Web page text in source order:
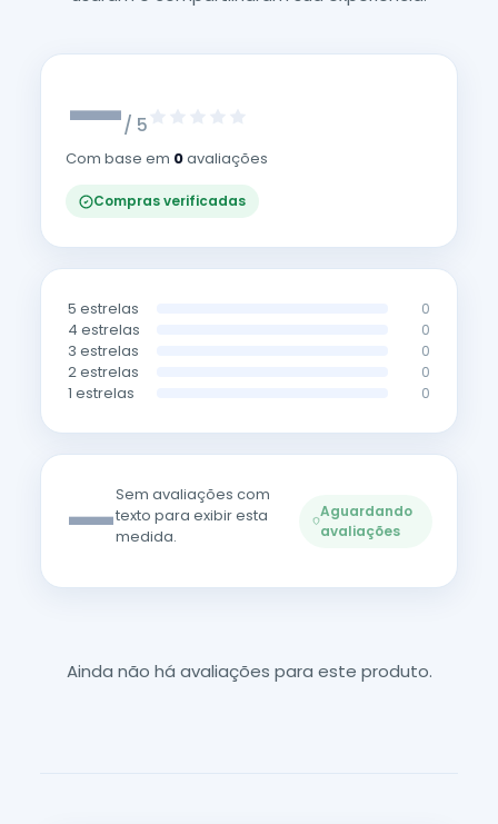
—/ 5
Com base em 0avaliações
Compras verificadas
5 estrelas 0
4 estrelas 0
3 estrelas 0
2 estrelas 0
1 estrelas 0
—Sem avaliações com
texto para exibir esta
medida.
Aguardando
avaliações
Ainda não há avaliações para este produto.